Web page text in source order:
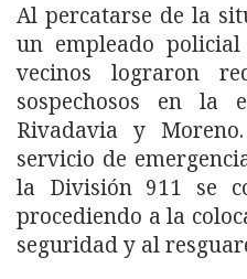
Al percatarse de la
un empleado
vecinos lograron
sospechosos en la
Rivadavia y
servicio de
la División 911 se
procediendo a la
seguridad y al